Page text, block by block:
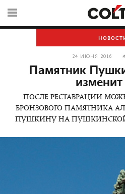
24 ИЮНЯ 2016
Памятник
изменит
ПОСЛЕ РЕСТАВРАЦИИ
БРОНЗОВОГО ПАМЯТНИКА
ПУШКИНУ НА